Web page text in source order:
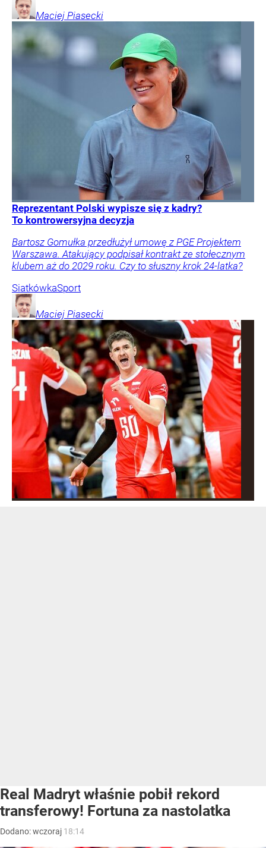
Maciej Piasecki
Reprezentant Polski wypisze się z kadry?
To kontrowersyjna decyzja
Bartosz Gomułka przedłużył umowę z PGE Projektem
Warszawa. Atakujący podpisał kontrakt ze stołecznym
klubem aż do 2029 roku. Czy to słuszny krok 24-latka?
SiatkówkaSport
Maciej Piasecki
Real Madryt właśnie pobił rekord
transferowy! Fortuna za nastolatka
Dodano:wczoraj 18:14